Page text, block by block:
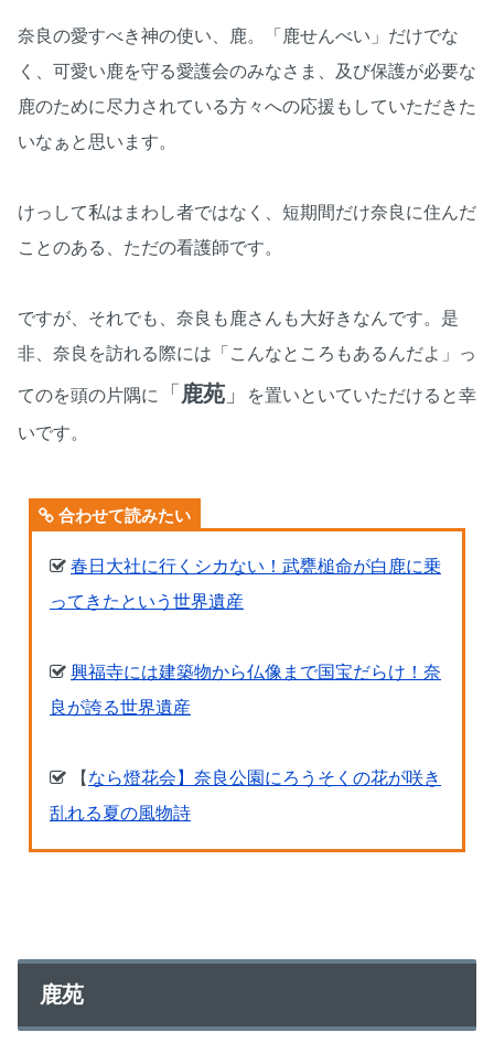
奈良の愛すべき神の使い、鹿。「鹿せんべい」だけでな
く、可愛い鹿を守る愛護会のみなさま、及び保護が必要な
鹿のために尽力されている方々への応援もしていただきた
いなぁと思います。
けっして私はまわし者ではなく、短期間だけ奈良に住んだ
ことのある、ただの看護師です。
ですが、それでも、奈良も鹿さんも大好きなんです。是
非、奈良を訪れる際には「こんなところもあるんだよ」っ
てのを頭の片隅に 「 鹿苑 」
を置いといていただけると幸
いです。
合わせて読みたい
春日大社に行くシカない！武甕槌命が白鹿に乗
ってきたという世界遺産
興福寺には建築物から仏像まで国宝だらけ！奈
良が誇る世界遺産
【 なら燈花会】奈良公園にろうそくの花が咲き
乱れる夏の風物詩
鹿苑